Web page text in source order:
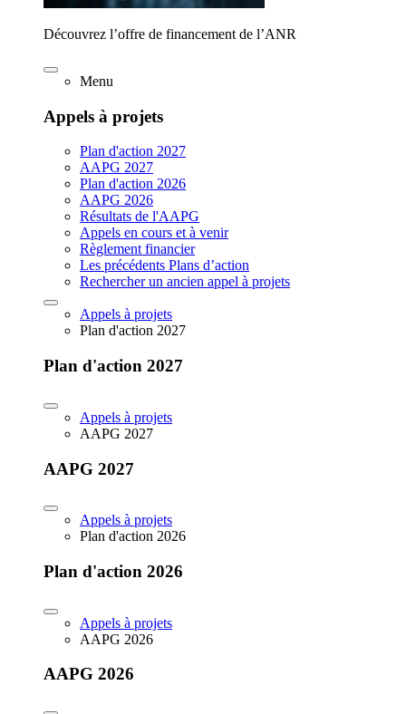
Découvrez l’offre de financement de l’ANR
Menu
Appels à projets
Plan d'action 2027
AAPG 2027
Plan d'action 2026
AAPG 2026
Résultats de l'AAPG
Appels en cours et à venir
Règlement financier
Les précédents Plans d’action
Rechercher un ancien appel à projets
Appels à projets
Plan d'action 2027
Plan d'action 2027
Appels à projets
AAPG 2027
AAPG 2027
Appels à projets
Plan d'action 2026
Plan d'action 2026
Appels à projets
AAPG 2026
AAPG 2026